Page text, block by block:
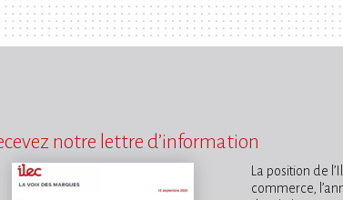
notre lettre d’information
La position de
commerce,